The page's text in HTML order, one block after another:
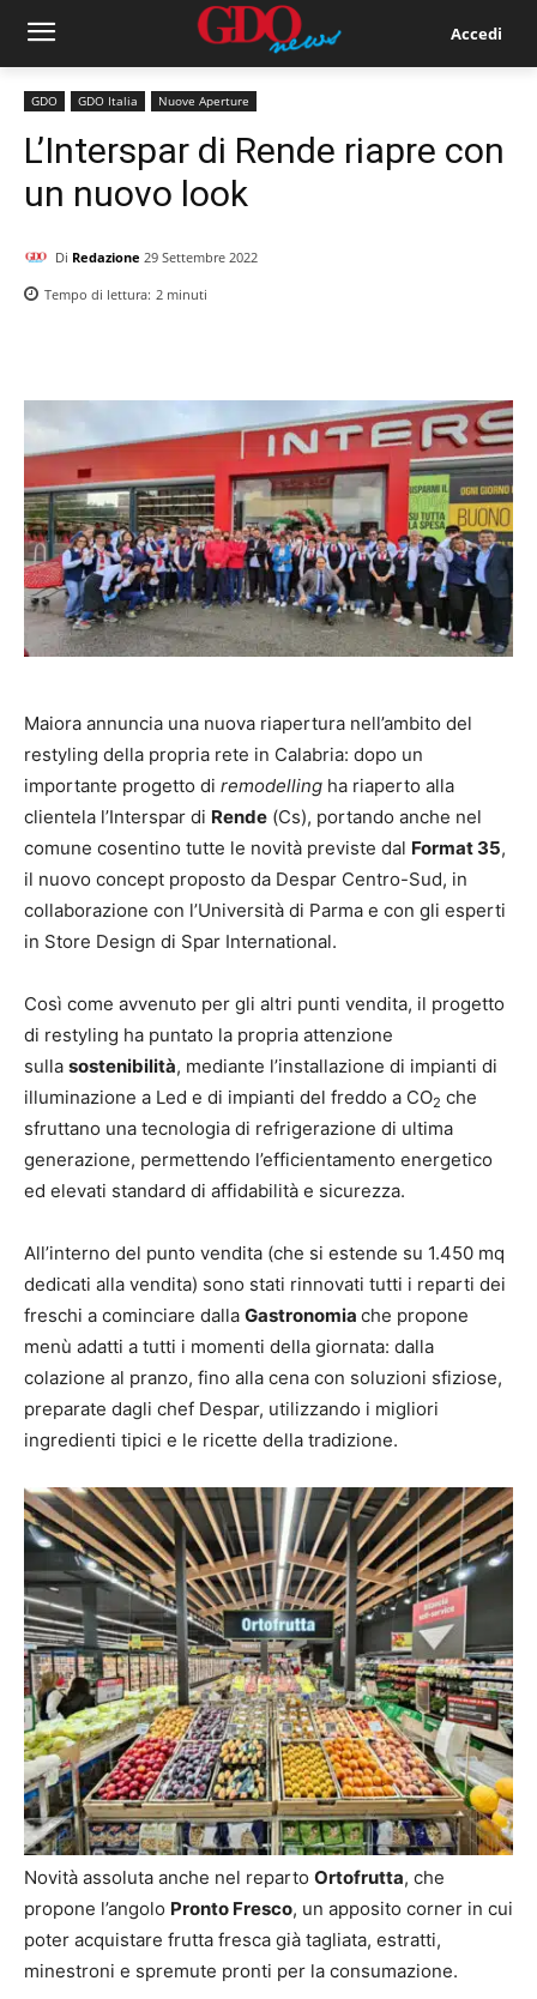
Accedi
GDO GDO Italia Nuove Aperture
L’Interspar di Rende riapre con
un nuovo look
Di Redazione 29 Settembre 2022
Tempo di lettura: 2 minuti
Maiora annuncia una nuova riapertura nell’ambito del
restyling della propria rete in Calabria: dopo un
importante progetto di remodelling ha riaperto alla
clientela l’Interspar di Rende (Cs), portando anche nel
comune cosentino tutte le novità previste dal Format 35,
il nuovo concept proposto da Despar Centro-Sud, in
collaborazione con l’Università di Parma e con gli esperti
in Store Design di Spar International.
Così come avvenuto per gli altri punti vendita, il progetto
di restyling ha puntato la propria attenzione
sulla sostenibilità, mediante l’installazione di impianti di
illuminazione a Led e di impianti del freddo a CO2 che
sfruttano una tecnologia di refrigerazione di ultima
generazione, permettendo l’efficientamento energetico
ed elevati standard di affidabilità e sicurezza.
All’interno del punto vendita (che si estende su 1.450 mq
dedicati alla vendita) sono stati rinnovati tutti i reparti dei
freschi a cominciare dalla Gastronomia che propone
menù adatti a tutti i momenti della giornata: dalla
colazione al pranzo, fino alla cena con soluzioni sfiziose,
preparate dagli chef Despar, utilizzando i migliori
ingredienti tipici e le ricette della tradizione.
Novità assoluta anche nel reparto Ortofrutta, che
propone l’angolo Pronto Fresco, un apposito corner in cui
poter acquistare frutta fresca già tagliata, estratti,
minestroni e spremute pronti per la consumazione.